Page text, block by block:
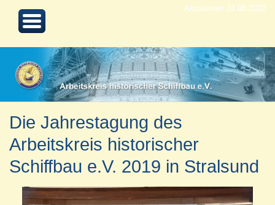
Aktualisiert 24.08.2022
Die Jahrestagung des
Arbeitskreis historischer
Schiffbau e.V. 2019 in Stralsund